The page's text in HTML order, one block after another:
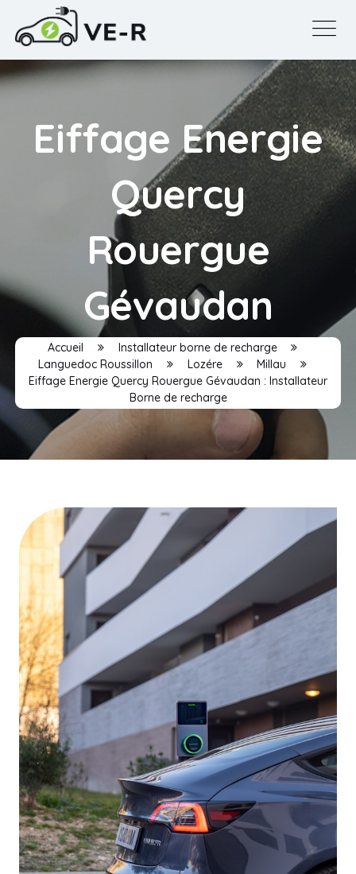
Eiffage Energie
Quercy
Rouergue
Gévaudan
Accueil
Installateur borne de recharge
Languedoc Roussillon
Lozére
Millau
Eiffage Energie Quercy Rouergue Gévaudan : Installateur
Borne de recharge